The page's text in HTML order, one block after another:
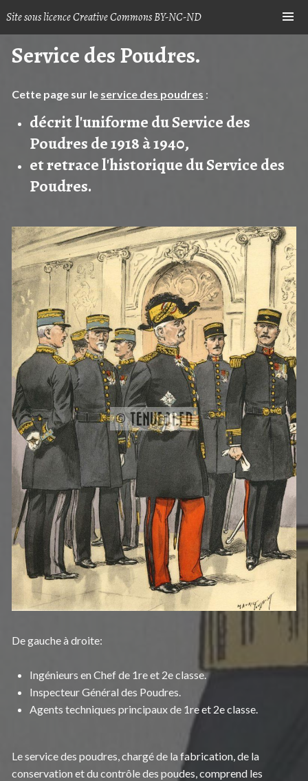
to
Site sous licence Creative Commons BY-NC-ND
Service des Poudres.
Cette page sur le service des poudres :
décrit l'uniforme du Service des
Poudres de 1918 à 1940,
et retrace l'historique du Service des
Poudres.
De gauche à droite:
Ingénieurs en Chef de 1re et 2e classe.
Inspecteur Général des Poudres.
Agents techniques principaux de 1re et 2e classe.
Le service des poudres, chargé de la fabrication, de la
conservation et du contrôle des poudes, comprend les